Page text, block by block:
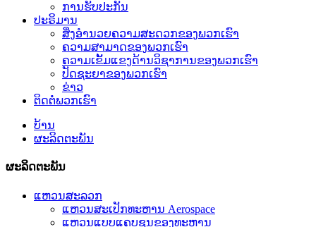
ການຮັບປະກັນ
ປະຣິມານ
ສິ່ງອໍານວຍຄວາມສະດວກຂອງພວກເຮົາ
ຄວາມສາມາດຂອງພວກເຮົາ
ຄວາມເຂັ້ມແຂງດ້ານວິຊາການຂອງພວກເຮົາ
ປັດຊະຍາຂອງພວກເຮົາ
ຂ່າວ
ຕິດຕໍ່ພວກເຮົາ
ບ້ານ
ຜະລິດຕະພັນ
ຜະລິດຕະພັນ
ແຫວນສະລວກ
ແຫວນສະເປັກທະຫານ Aerospace
ແຫວນແບບແຄບຊູນຂອງທະຫານ